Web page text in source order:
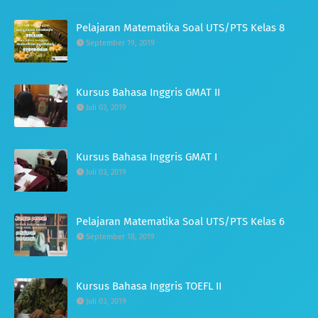
Pelajaran Matematika Soal UTS/PTS Kelas 8
September 19, 2019
Kursus Bahasa Inggris GMAT II
Juli 03, 2019
Kursus Bahasa Inggris GMAT I
Juli 03, 2019
Pelajaran Matematika Soal UTS/PTS Kelas 6
September 18, 2019
Kursus Bahasa Inggris TOEFL II
Juli 03, 2019